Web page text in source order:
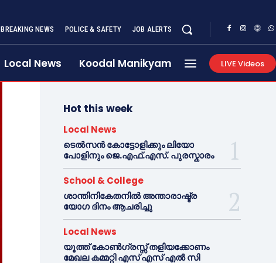
BREAKING NEWS POLICE & SAFETY JOB ALERTS
Local News Koodal Manikyam LIVE Videos
Hot this week
Local News
ടെൽസൻ കോട്ടോളിക്കും ലിയോ
പോളിനും ജെ.എഫ്.എസ്. പുരസ്കാരം
School & College
ശാന്തിനികേതനിൽ അന്താരാഷ്ട്ര
യോഗ ദിനം ആചരിച്ചു
Local News
യൂത്ത് കോൺഗ്രസ്സ് തളിയക്കോണം
മേഖല കമ്മറ്റി എസ് എസ് എൽ സി